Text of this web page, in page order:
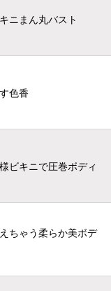
ニまん丸バスト
色香
ビキニで圧巻ボディ
ちゃう柔らか美ボデ